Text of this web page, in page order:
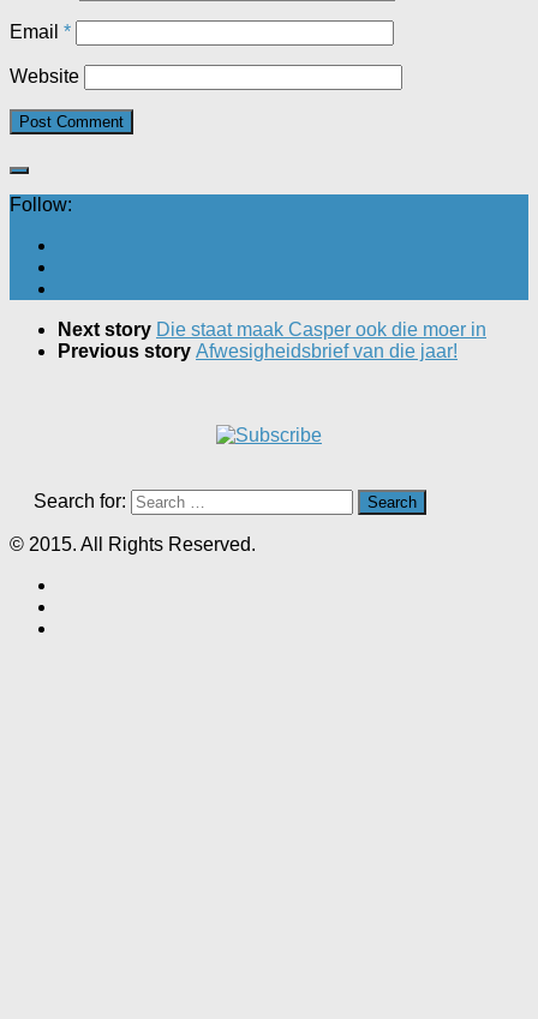
Email *
Website
Follow:
Next story Die staat maak Casper ook die moer in
Previous story Afwesigheidsbrief van die jaar!
Search for:
© 2015. All Rights Reserved.